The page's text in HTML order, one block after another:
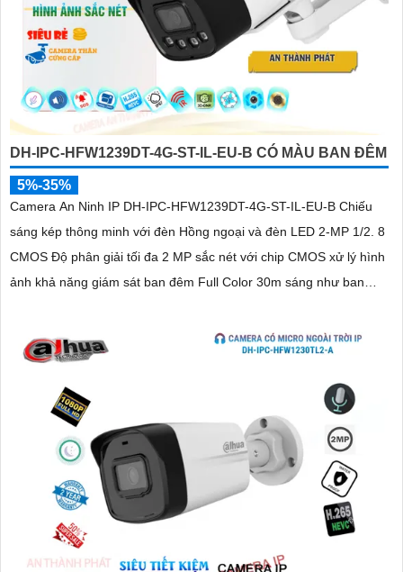
DH-IPC-HFW1239DT-4G-ST-IL-EU-B CÓ MÀU BAN ĐÊM
5%-35%
Camera An Ninh IP DH-IPC-HFW1239DT-4G-ST-IL-EU-B Chiếu
sáng kép thông minh với đèn Hồng ngoại và đèn LED 2-MP 1/2. 8
CMOS Độ phân giải tối đa 2 MP sắc nét với chip CMOS xử lý hình
ảnh khả năng giám sát ban đêm Full Color 30m sáng như ban